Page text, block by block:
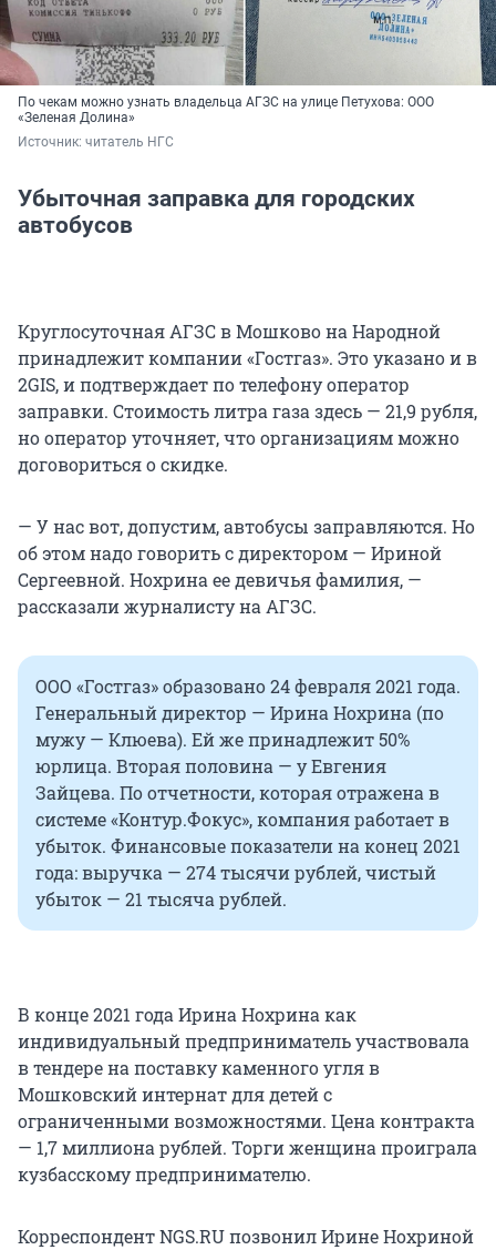
По чекам можно узнать владельца АГЗС на улице Петухова: ООО
«Зеленая Долина»
Источник: читатель НГС
Убыточная заправка для городских
автобусов
Круглосуточная АГЗС в Мошково на Народной
принадлежит компании «Гостгаз». Это указано и в
2GIS, и подтверждает по телефону оператор
заправки. Стоимость литра газа здесь — 21,9 рубля,
но оператор уточняет, что организациям можно
договориться о скидке.
— У нас вот, допустим, автобусы заправляются. Но
об этом надо говорить с директором — Ириной
Сергеевной. Нохрина ее девичья фамилия, —
рассказали журналисту на АГЗС.
ООО «Гостгаз» образовано 24 февраля 2021 года.
Генеральный директор — Ирина Нохрина (по
мужу — Клюева). Ей же принадлежит 50%
юрлица. Вторая половина — у Евгения
Зайцева. По отчетности, которая отражена в
системе «Контур.Фокус», компания работает в
убыток. Финансовые показатели на конец 2021
года: выручка — 274 тысячи рублей, чистый
убыток — 21 тысяча рублей.
В конце 2021 года Ирина Нохрина как
индивидуальный предприниматель участвовала
в тендере на поставку каменного угля в
Мошковский интернат для детей с
ограниченными возможностями. Цена контракта
— 1,7 миллиона рублей. Торги женщина проиграла
кузбасскому предпринимателю.
Корреспондент NGS.RU позвонил Ирине Нохриной